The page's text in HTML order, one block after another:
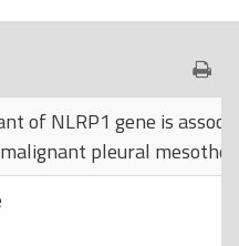
of NLRP1 gene is
pleural